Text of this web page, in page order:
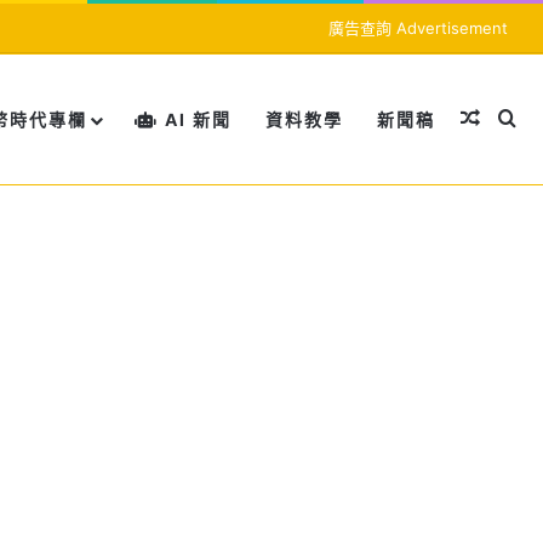
廣告查詢 Advertisement
時代專欄 AI 新聞 資料教學 新聞稿 隨機文
搜